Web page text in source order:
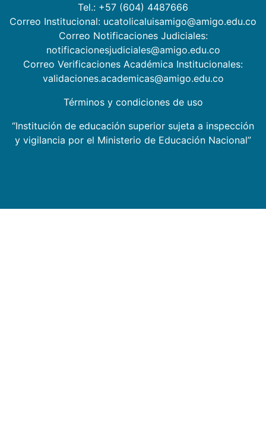
Tel.: +57 (604) 4487666
Correo Institucional: ucatolicaluisamigo@amigo.edu.co
Correo Notificaciones Judiciales:
notificacionesjudiciales@amigo.edu.co
Correo Verificaciones Académica Institucionales:
validaciones.academicas@amigo.edu.co
Términos y condiciones de uso
“Institución de educación superior sujeta a inspección
y vigilancia por el Ministerio de Educación Nacional”